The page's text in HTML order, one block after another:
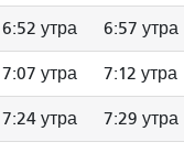
6:52 утра 6:57 утра
7:07 утра 7:12 утра
7:24 утра 7:29 утра